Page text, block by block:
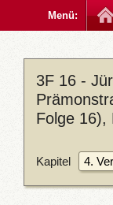
Menü:
3F 16 -
Folge 16),
Kapitel